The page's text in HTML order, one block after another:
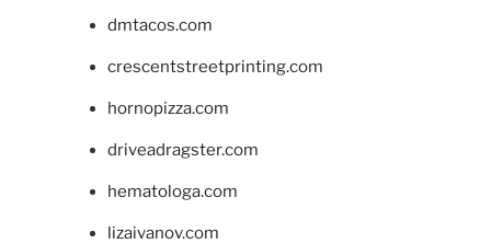
dmtacos.com
crescentstreetprinting.com
hornopizza.com
driveadragster.com
hematologa.com
lizaivanov.com